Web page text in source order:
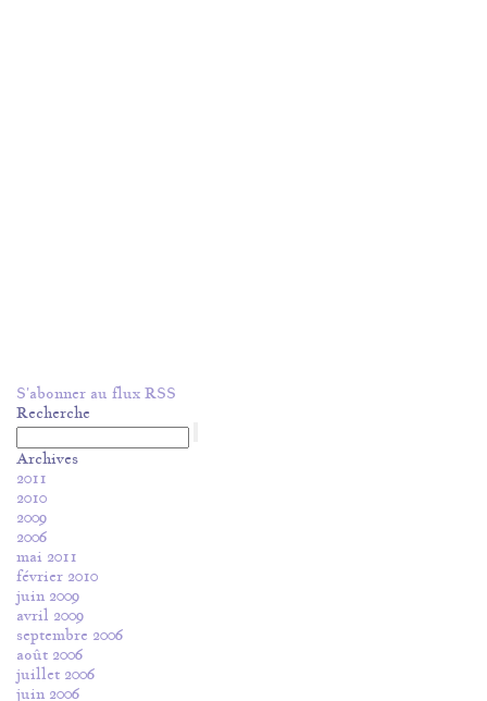
S'abonner au flux RSS
Recherche
Archives
2011
2010
2009
2006
mai 2011
février 2010
juin 2009
avril 2009
septembre 2006
août 2006
juillet 2006
juin 2006